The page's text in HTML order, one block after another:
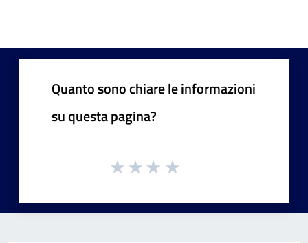
Quanto sono chiare le informazioni
su questa pagina?